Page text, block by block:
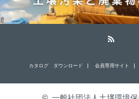
カタログ ダウンロード 会員専用サイト